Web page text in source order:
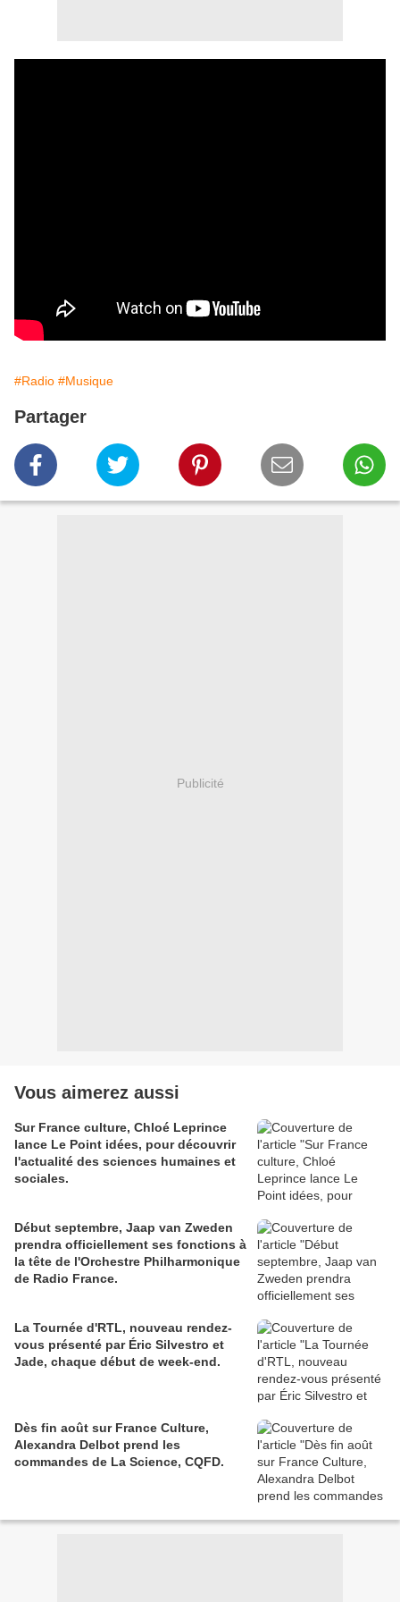
#Radio #Musique
Partager
Publicité
Vous aimerez aussi
Sur France culture, Chloé Leprince
lance Le Point idées, pour découvrir
l'actualité des sciences humaines et
sociales.
Début septembre, Jaap van Zweden
prendra officiellement ses fonctions à
la tête de l'Orchestre Philharmonique
de Radio France.
La Tournée d'RTL, nouveau rendez-
vous présenté par Éric Silvestro et
Jade, chaque début de week-end.
Dès fin août sur France Culture,
Alexandra Delbot prend les
commandes de La Science, CQFD.